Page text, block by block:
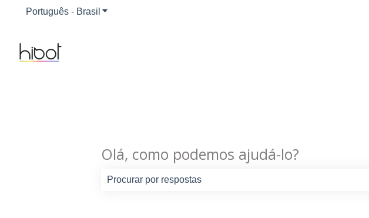
Português - Brasil Mostrar submenu para traduções
Olá, como podemos ajudá-lo?